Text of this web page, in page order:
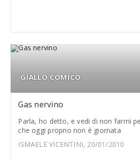
GIALLO COMICO
Gas nervino
Parla, ho detto, e vedi di non farmi
che oggi proprio non è giornata
ISMAELE VICENTINI, 20/01/2010